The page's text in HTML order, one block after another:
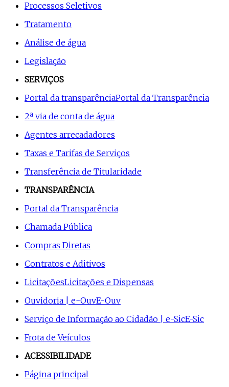
Processos Seletivos
Tratamento
Análise de água
Legislação
SERVIÇOS
Portal da transparênciaPortal da Transparência
2ª via de conta de água
Agentes arrecadadores
Taxas e Tarifas de Serviços
Transferência de Titularidade
TRANSPARÊNCIA
Portal da Transparência
Chamada Pública
Compras Diretas
Contratos e Aditivos
LicitaçõesLicitações e Dispensas
Ouvidoria | e-OuvE-Ouv
Serviço de Informação ao Cidadão | e-SicE-Sic
Frota de Veículos
ACESSIBILIDADE
Página principal